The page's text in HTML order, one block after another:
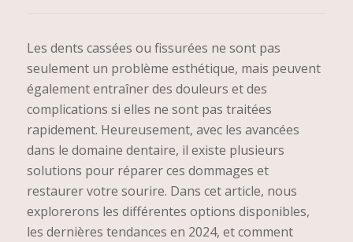
Les dents cassées ou fissurées ne sont pas
seulement un problème esthétique, mais peuvent
également entraîner des douleurs et des
complications si elles ne sont pas traitées
rapidement. Heureusement, avec les avancées
dans le domaine dentaire, il existe plusieurs
solutions pour réparer ces dommages et
restaurer votre sourire. Dans cet article, nous
explorerons les différentes options disponibles,
les dernières tendances en 2024, et comment